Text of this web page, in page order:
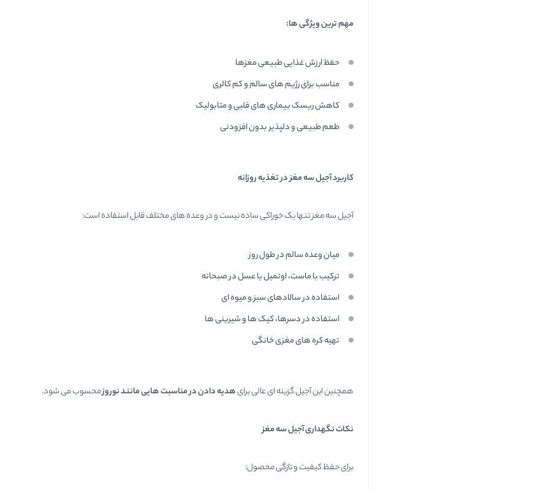
مهم ترین ویژگی ها:
حفظ ارزش غذایی طبیعی مغزها
مناسب برای رژیم های سالم و کم کالری
کاهش ریسک بیماری های قلبی و متابولیک
طعم طبیعی و دلپذیر بدون افزودنی
کاربرد آجیل سه مغز در تغذیه روزانه
آجیل سه مغز تنها یک خوراکی ساده نیست و در وعده های مختلف قابل استفاده است:
میان وعده سالم در طول روز
ترکیب با ماست، اوتمیل یا عسل در صبحانه
استفاده در سالادهای سبز و میوه ای
استفاده در دسرها، کیک ها و شیرینی ها
تهیه کره های مغزی خانگی
همچنین این آجیل گزینه ای عالی برایهدیه دادن در مناسبت هایی مانند نوروزمحسوب می شود.
نکات نگهداری آجیل سه مغز
برای حفظ کیفیت و تازگی محصول: